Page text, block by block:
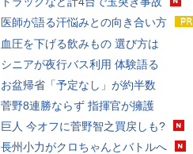
医師が語る汗悩みとの向き合い方
血圧を下げる飲みもの 選び方は
シニアが夜行バス利用 体験語る
お盆帰省「予定なし」が約半数
菅野8連勝ならず 指揮官が擁護
巨人 今オフに菅野智之買戻しも?
長州小力がクロちゃんとバトルへ